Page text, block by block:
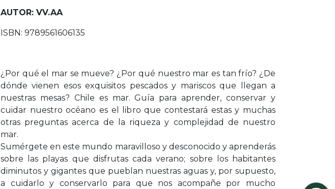
AUTOR: VV.AA
ISBN: 9789561606135
¿Por qué el mar se mueve? ¿Por qué nuestro mar es tan frío? ¿De
dónde vienen esos exquisitos pescados y mariscos que llegan a
nuestras mesas? Chile es mar. Guía para aprender, conservar y
cuidar nuestro océano es el libro que contestará estas y muchas
otras preguntas acerca de la riqueza y complejidad de nuestro
mar.
Sumérgete en este mundo maravilloso y desconocido y aprenderás
sobre las playas que disfrutas cada verano; sobre los habitantes
diminutos y gigantes que pueblan nuestras aguas y, por supuesto,
a cuidarlo y conservarlo para que nos acompañe por mucho